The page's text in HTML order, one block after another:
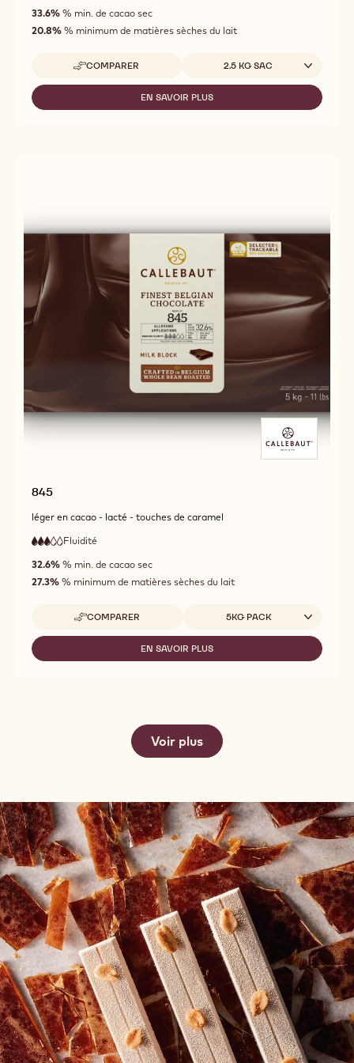
out
of
5
moyenne
33.6% % min. de cacao sec
20.8% % minimum de matières sèches du lait
COMPARER
-
823
Tailles disponibles
2.5 KG SAC
EN SAVOIR PLUS
-
845
léger en cacao - lacté - touches de caramel
3
out
of
5
Fluidité
moyenne
32.6% % min. de cacao sec
27.3% % minimum de matières sèches du lait
COMPARER
-
845
Tailles disponibles
5KG PACK
EN SAVOIR PLUS
-
Voir plus